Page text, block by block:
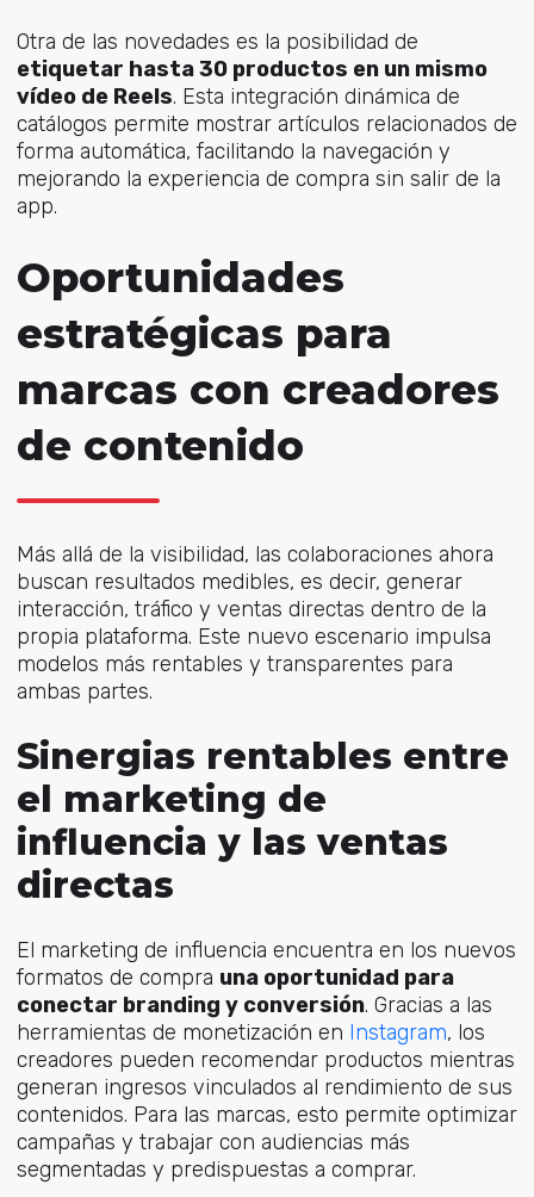
Otra de las novedades es la posibilidad de
etiquetar hasta 30 productos en un mismo
vídeo de Reels. Esta integración dinámica de
catálogos permite mostrar artículos relacionados de
forma automática, facilitando la navegación y
mejorando la experiencia de compra sin salir de la
app.
Oportunidades
estratégicas para
marcas con creadores
de contenido
Más allá de la visibilidad, las colaboraciones ahora
buscan resultados medibles, es decir, generar
interacción, tráfico y ventas directas dentro de la
propia plataforma. Este nuevo escenario impulsa
modelos más rentables y transparentes para
ambas partes.
Sinergias rentables entre
el marketing de
influencia y las ventas
directas
El marketing de influencia encuentra en los nuevos
formatos de compra una oportunidad para
conectar branding y conversión. Gracias a las
herramientas de monetización en Instagram, los
creadores pueden recomendar productos mientras
generan ingresos vinculados al rendimiento de sus
contenidos. Para las marcas, esto permite optimizar
campañas y trabajar con audiencias más
segmentadas y predispuestas a comprar.